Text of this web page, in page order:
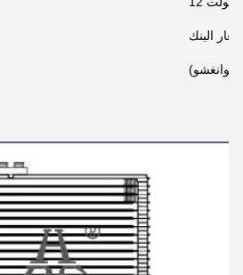
البنك
(غوانغشو)